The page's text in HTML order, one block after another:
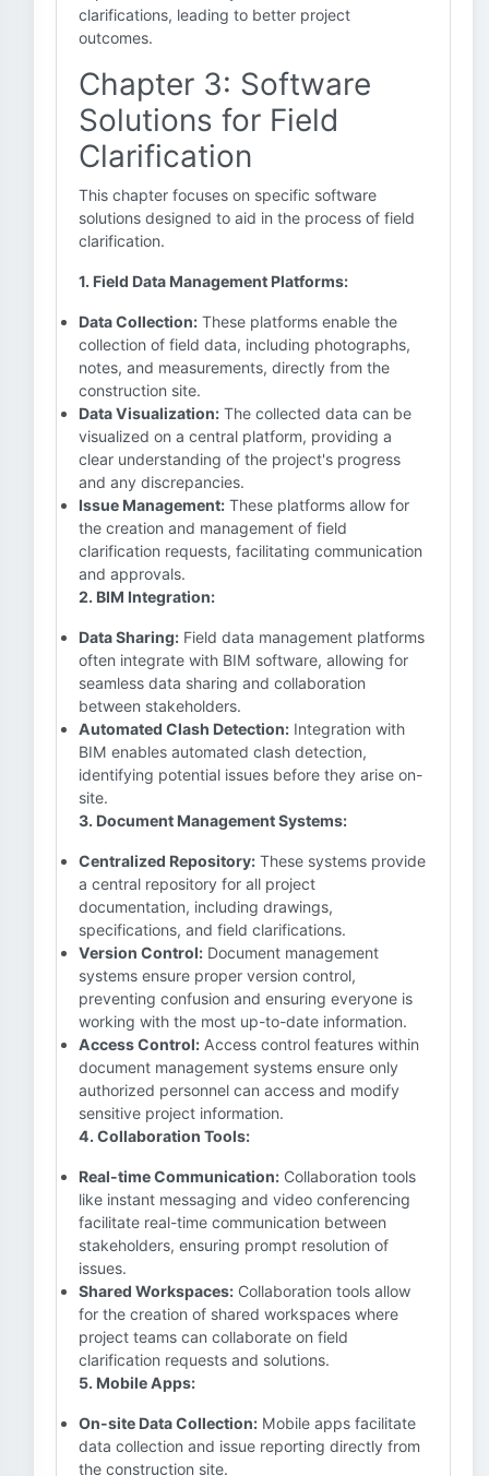
clarifications, leading to better project
outcomes.
Chapter 3: Software
Solutions for Field
Clarification
This chapter focuses on specific software
solutions designed to aid in the process of field
clarification.
1. Field Data Management Platforms:
Data Collection: These platforms enable the
collection of field data, including photographs,
notes, and measurements, directly from the
construction site.
Data Visualization: The collected data can be
visualized on a central platform, providing a
clear understanding of the project's progress
and any discrepancies.
Issue Management: These platforms allow for
the creation and management of field
clarification requests, facilitating communication
and approvals.
2. BIM Integration:
Data Sharing: Field data management platforms
often integrate with BIM software, allowing for
seamless data sharing and collaboration
between stakeholders.
Automated Clash Detection: Integration with
BIM enables automated clash detection,
identifying potential issues before they arise on-
site.
3. Document Management Systems:
Centralized Repository: These systems provide
a central repository for all project
documentation, including drawings,
specifications, and field clarifications.
Version Control: Document management
systems ensure proper version control,
preventing confusion and ensuring everyone is
working with the most up-to-date information.
Access Control: Access control features within
document management systems ensure only
authorized personnel can access and modify
sensitive project information.
4. Collaboration Tools:
Real-time Communication: Collaboration tools
like instant messaging and video conferencing
facilitate real-time communication between
stakeholders, ensuring prompt resolution of
issues.
Shared Workspaces: Collaboration tools allow
for the creation of shared workspaces where
project teams can collaborate on field
clarification requests and solutions.
5. Mobile Apps:
On-site Data Collection: Mobile apps facilitate
data collection and issue reporting directly from
the construction site.